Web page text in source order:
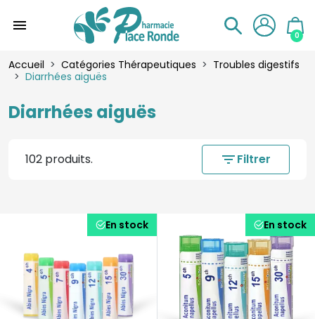
menu
0
Accueil Catégories Thérapeutiques
Troubles digestifs
Diarrhées aiguës
Diarrhées aiguës
102 produits. filter_listFiltrer
En stock En stock